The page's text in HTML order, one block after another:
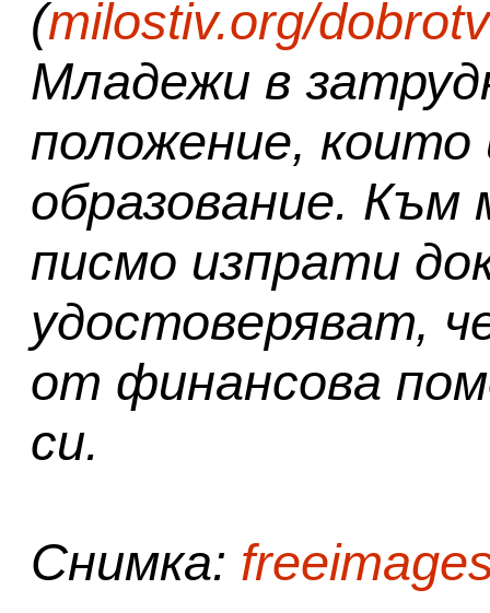
(milostiv.org/
Младежи в
положение,
образование.
писмо изпрати
удостоверяват,
от финансова
си.
Снимка: